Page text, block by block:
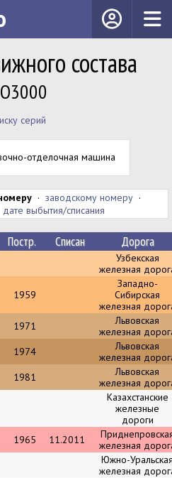
состава
серий
отделочная машина
· заводскому номеру ·
дате выбытия/списания
Постр. Списан Дорога
Узбекская
железная
1959
Западно-
Сибирская
железная
1971
Львовская
железная
1974
Львовская
железная
1981
Львовская
железная
Казахстанские
железные
дороги
1965 11.2011
железная
Южно-
железная